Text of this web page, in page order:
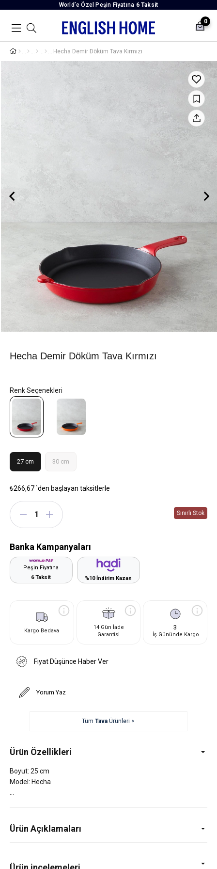
World’e Özel Peşin Fiyatına 6 Taksit
0
Hecha Demir Döküm Tava Kırmızı
Hecha Demir Döküm Tava Kırmızı
27 cm 30 cm
₺266,67`den başlayan taksitlerle
Banka Kampanyaları
Peşin Fiyatına
6 Taksit
%10 İndirim Kazan
Kargo Bedava
14 Gün İade
Garantisi
3
İş Gününde Kargo
Fiyat Düşünce Haber Ver
Yorum Yaz
TümTava Ürünleri >
Ürün Özellikleri
Boyut: 25 cm
Model: Hecha
Ürün Açıklamaları